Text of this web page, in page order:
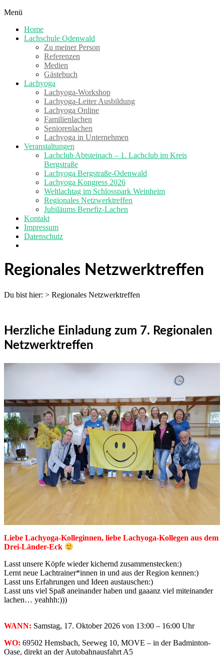
Skip
content
schon
gelacht?
Menü
Home
Lachschule Odenwald
Zu meiner Person
Referenzen
Medien
Gästebuch
Lachyoga
Lachyoga-Workshop
Lachyoga-Leiter Ausbildung
Lachyoga Online
Familienlachen
Seniorenlachen
Lachyoga in Unternehmen
Veranstaltungen
Lachclub Abtsteinach – 1. Lachclub im Kreis
Bergstraße
Lachyoga Bergstraße-Odenwald
Lachyoga Kongress 2026
Weltlachtag im Schlosspark Weinheim
Regionales Netzwerktreffen
Jubiläums Benefiz-Lachen
Kontakt
Impressum
Datenschutz
Regionales Netzwerktreffen
Du bist hier: > Regionales Netzwerktreffen
Herzliche Einladung zum 7. Regionalen
Netzwerktreffen
Liebe Lachyoga-Kolleginnen, liebe Lachyoga-Kollegen aus dem
Drei-Länder-Eck
Lasst unsere Köpfe wieder kichernd zusammenstecken:)
Lernt neue Lachtrainer*innen in und aus der Region kennen:)
Lasst uns Erfahrungen und Ideen austauschen:)
Lasst uns viel Spaß aneinander haben und gaaanz viel miteinander
lachen… yeahhh:)))
WANN: Samstag, 17. Oktober 2026 von 13:00 – 16:00 Uhr
WO: 69502 Hemsbach, Seeweg 10, MOVE – in der Badminton-
Oase, direkt an der Autobahnausfahrt A5